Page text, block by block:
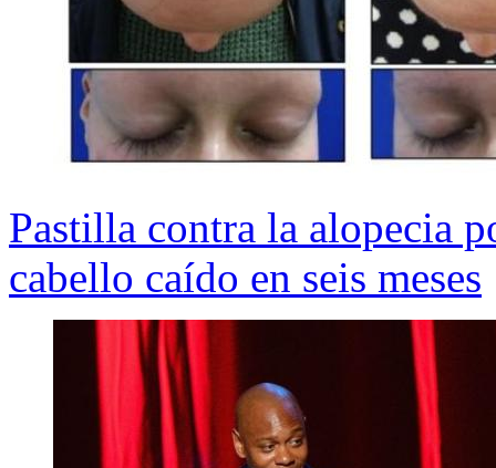
Pastilla contra la alopecia
cabello caído en seis meses